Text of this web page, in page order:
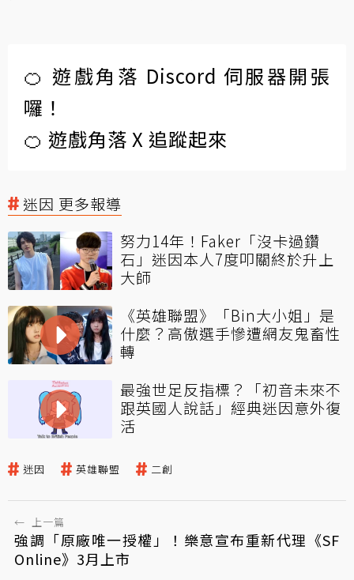
🍊 遊戲角落 Discord 伺服器開張
囉！
🍊 遊戲角落 X 追蹤起來
迷因 更多報導
努力14年！Faker「沒卡過鑽
石」迷因本人7度叩關終於升上
大師
《英雄聯盟》「Bin大小姐」是
什麼？高傲選手慘遭網友鬼畜性
轉
最強世足反指標？「初音未來不
跟英國人說話」經典迷因意外復
活
迷因 英雄聯盟 二創
← 上一篇
強調「原廠唯一授權」！樂意宣布重新代理《SF
Online》3月上市